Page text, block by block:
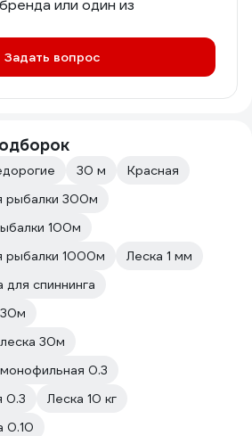
или один из
Задать вопрос
30 м
Красная
рыбалки 300м
100м
рыбалки 1000м
Леска 1 мм
спиннинга
30м
0.3
0.3
Леска 10 кг
0.10